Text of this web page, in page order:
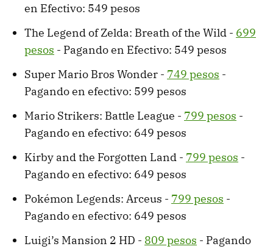
en Efectivo: 549 pesos
The Legend of Zelda: Breath of the Wild - 699
pesos - Pagando en Efectivo: 549 pesos
Super Mario Bros Wonder - 749 pesos -
Pagando en efectivo: 599 pesos
Mario Strikers: Battle League - 799 pesos -
Pagando en efectivo: 649 pesos
Kirby and the Forgotten Land - 799 pesos -
Pagando en efectivo: 649 pesos
Pokémon Legends: Arceus - 799 pesos -
Pagando en efectivo: 649 pesos
Luigi’s Mansion 2 HD - 809 pesos - Pagando